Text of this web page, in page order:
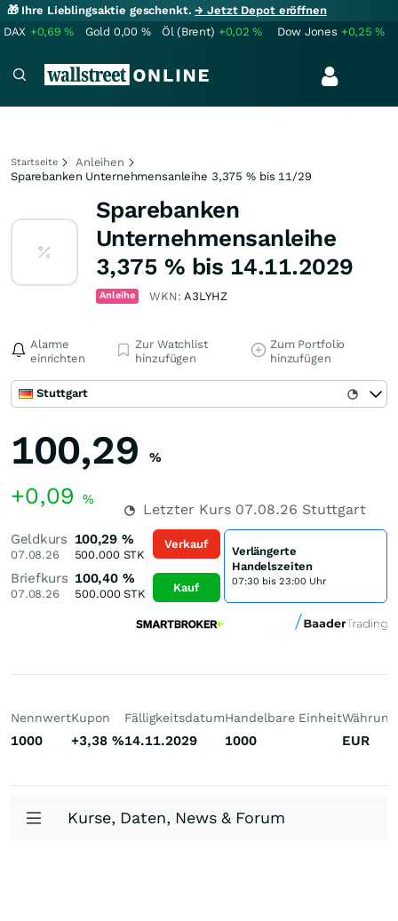
🎁 Ihre Lieblingsaktie geschenkt.→ Jetzt Depot eröffnen
DAX +0,69% Gold 0,00 % Öl (Brent) +0,02% Dow Jones +0,25%
Startseite
Anleihen
Sparebanken Unternehmensanleihe 3,375 % bis 11/29
Sparebanken
Unternehmensanleihe
3,375 % bis 14.11.2029
Anleihe WKN:A3LYHZ
Alarme
einrichten
Zur Watchlist
hinzufügen
Zum Portfolio
hinzufügen
Stuttgart
100,29 %
+0,09 %
Letzter Kurs 07.08.26 Stuttgart
Geldkurs
07.08.26
100,29 %
500.000STK
Briefkurs
07.08.26
100,40 %
500.000STK
Verkauf
Kauf
Verlängerte
Handelszeiten
07:30 bis 23:00 Uhr
Nennwert
1000
Kupon
+3,38 %
Fälligkeitsdatum
14.11.2029
Handelbare Einheit
1000
Währung
EUR
Kurse, Daten, News & Forum